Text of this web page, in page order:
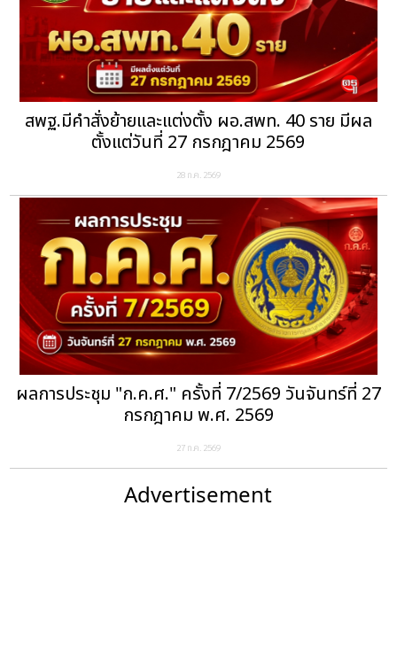
สพฐ.มีคำสั่งย้ายและแต่งตั้ง ผอ.สพท. 40 ราย มีผล
ตั้งแต่วันที่ 27 กรกฎาคม 2569
28 ก.ค. 2569
ผลการประชุม "ก.ค.ศ." ครั้งที่ 7/2569 วันจันทร์ที่ 27
กรกฎาคม พ.ศ. 2569
27 ก.ค. 2569
Advertisement